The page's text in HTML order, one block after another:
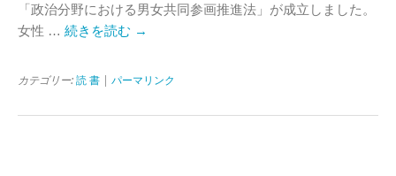
「政治分野における男女共同参画推進法」が成立しました。
女性 … 続きを読む →
カテゴリー: 読 書 パーマリンク